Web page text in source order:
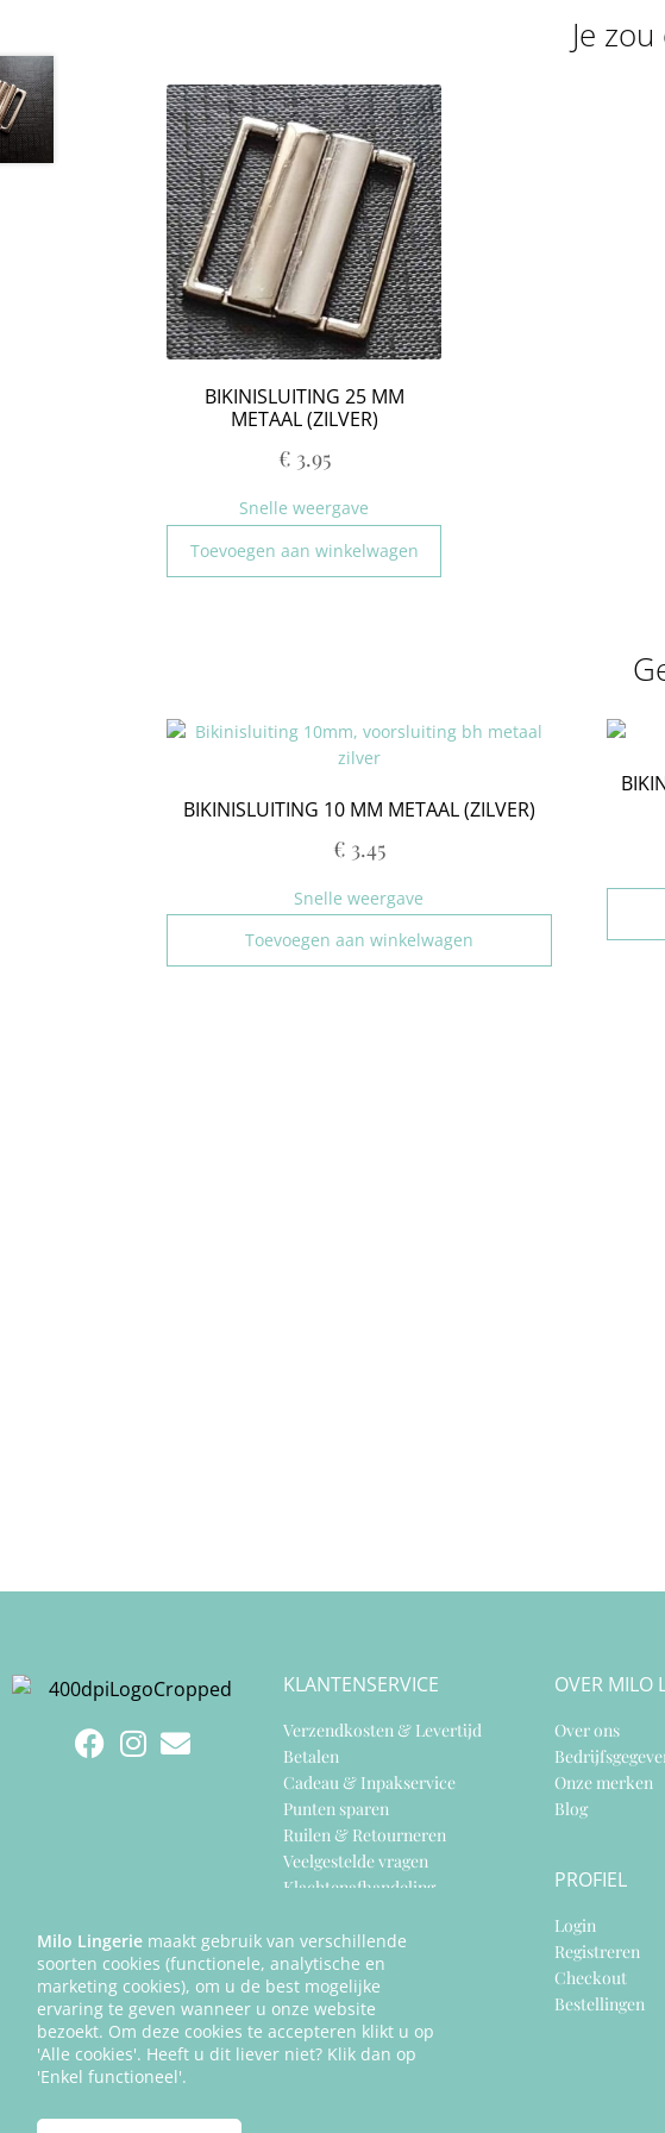
Milo Lingerie maakt gebruik van verschillende
soorten cookies (functionele, analytische en
marketing cookies), om u de best mogelijke
ervaring te geven wanneer u onze website
bezoekt. Om deze cookies te accepteren klikt u op
'Alle cookies'. Heeft u dit liever niet? Klik dan op
'Enkel functioneel'.
Je
BIKINISLUITING 25 MM
METAAL (ZILVER)
€ 3.95
Toevoegen aan winkelwagen
Snelle weergave
BIKINISLUITING 10 MM METAAL (ZILVER)
€ 3.45
Toevoegen aan winkelwagen
Snelle weergave
KLANTENSERVICE
Verzendkosten & Levertijd
Betalen
Cadeau & Inpakservice
Punten sparen
Ruilen & Retourneren
Veelgestelde vragen
Klachtenafhandeling
Privacy Policy
Algemene Voorwaarden
OVER MILO
Over ons
Onze merken
Blog
PROFIEL
Login
Registreren
Checkout
Bestellingen